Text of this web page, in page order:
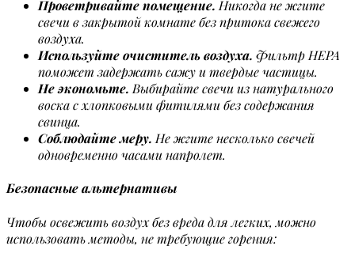
Проветривайте помещение. Никогда не жгите
свечи в закрытой комнате без притока свежего
воздуха.
Используйте очиститель воздуха. Фильтр HEPA
поможет задержать сажу и твердые частицы.
Не экономьте. Выбирайте свечи из натурального
воска с хлопковыми фитилями без содержания
свинца.
Соблюдайте меру. Не жгите несколько свечей
одновременно часами напролет.
Безопасные альтернативы
Чтобы освежить воздух без вреда для легких, можно
использовать методы, не требующие горения: